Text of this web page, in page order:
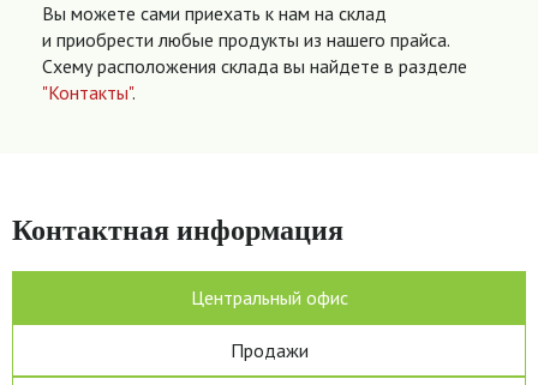
Вы можете сами приехать к нам на склад
и приобрести любые продукты из нашего прайса.
Схему расположения склада вы найдете в разделе
"Контакты".
Контактная информация
Центральный офис
Продажи